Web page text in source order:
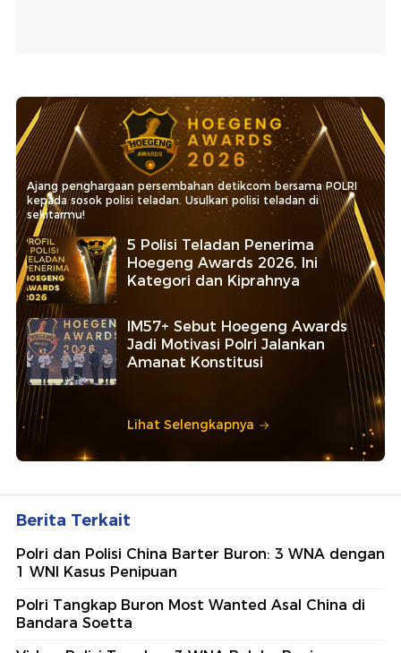
kepada sosok polisi teladan. Usulkan polisi teladan di
5 Polisi Teladan Penerima
Hoegeng Awards 2026, Ini
Kategori dan Kiprahnya